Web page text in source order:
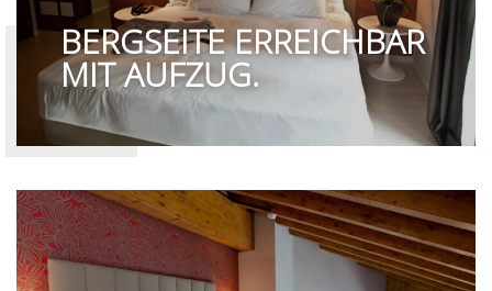
BERGSEITE ERREICHBAR
MIT AUFZUG.